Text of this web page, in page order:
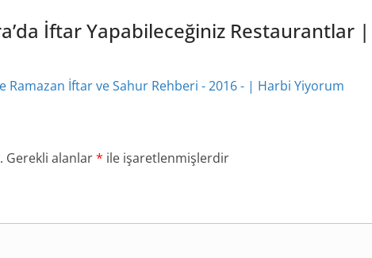
İftar Yapabileceğiniz Restaurantlar
Ramazan İftar ve Sahur Rehberi - 2016 - | Harbi Yiyorum
Gerekli alanlar* ile işaretlenmişlerdir